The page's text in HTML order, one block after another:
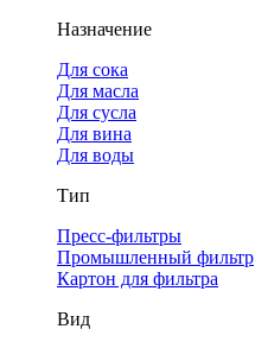
Назначение
Для сока
Для масла
Для сусла
Для вина
Для воды
Тип
Пресс-фильтры
Промышленный фильтр
Картон для фильтра
Вид